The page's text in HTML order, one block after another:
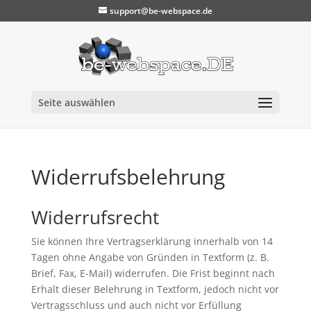
support@be-webspace.de
Seite auswählen
Widerrufsbelehrung
Widerrufsrecht
Sie können Ihre Vertragserklärung innerhalb von 14
Tagen ohne Angabe von Gründen in Textform (z. B.
Brief, Fax, E-Mail) widerrufen. Die Frist beginnt nach
Erhalt dieser Belehrung in Textform, jedoch nicht vor
Vertragsschluss und auch nicht vor Erfüllung